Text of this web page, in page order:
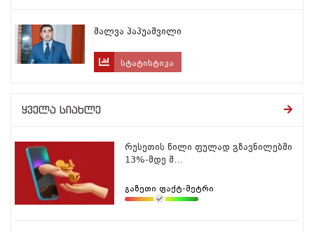
შალვა პაპუაშვილი
სტატისტიკა
ყველა სიახლე
რუსეთის წილი ფულად გზავნილებში
13%-მდე შ...
გაზეთი ფაქტ-მეტრი